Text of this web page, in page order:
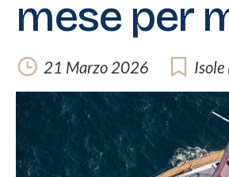
mese per
21 Marzo 2026 Isole